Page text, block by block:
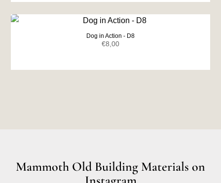
€7,00.€6,50.
Dog in Action - D8
€8,00
Mammoth Old Building Materials on